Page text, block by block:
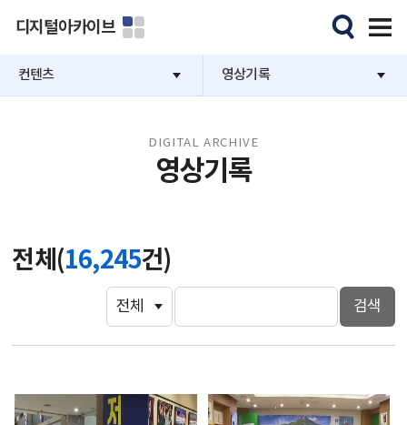
디지털아카이브
컨텐츠 영상기록
DIGITAL ARCHIVE
영상기록
전체(16,245건)
검색